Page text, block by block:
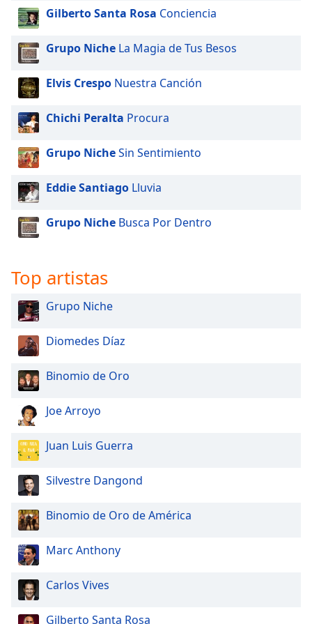
Gilberto Santa Rosa Conciencia
Grupo Niche La Magia de Tus Besos
Elvis Crespo Nuestra Canción
Chichi Peralta Procura
Grupo NicheSin Sentimiento
Eddie Santiago Lluvia
Grupo Niche Busca Por Dentro
Top artistas
Grupo Niche
Diomedes Díaz
Binomio de Oro
Joe Arroyo
Juan Luis Guerra
Silvestre Dangond
Binomio de Oro de América
Marc Anthony
Carlos Vives
Gilberto Santa Rosa